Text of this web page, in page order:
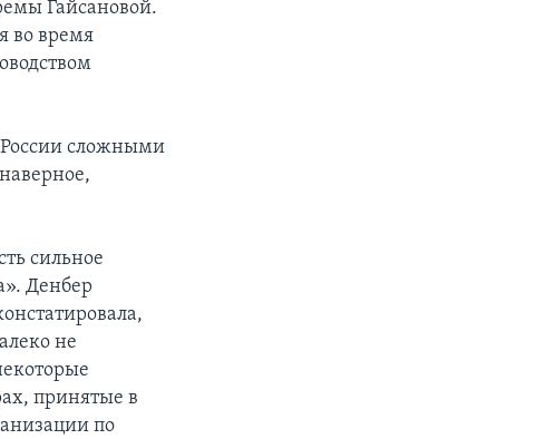
Гайсановой.
во время
сложными
сильное
Денбер
не
принятые в
по